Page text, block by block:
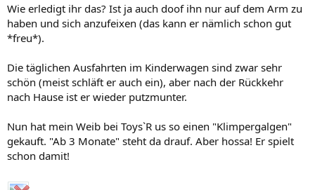
Wie erledigt ihr das? Ist ja auch doof ihn nur auf dem Arm zu
haben und sich anzufeixen (das kann er nämlich schon gut
*freu*).
Die täglichen Ausfahrten im Kinderwagen sind zwar sehr
schön (meist schläft er auch ein), aber nach der Rückkehr
nach Hause ist er wieder putzmunter.
Nun hat mein Weib bei Toys`R us so einen "Klimpergalgen"
gekauft. "Ab 3 Monate" steht da drauf. Aber hossa! Er spielt
schon damit!